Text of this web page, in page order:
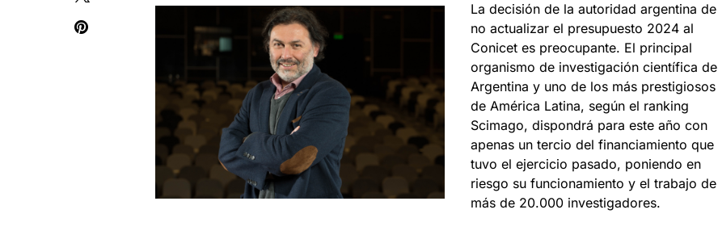
La decisión de la autoridad argentina de
no actualizar el presupuesto 2024 al
Conicet es preocupante. El principal
organismo de investigación científica de
Argentina y uno de los más prestigiosos
de América Latina, según el ranking
Scimago, dispondrá para este año con
apenas un tercio del financiamiento que
tuvo el ejercicio pasado, poniendo en
riesgo su funcionamiento y el trabajo de
más de 20.000 investigadores.